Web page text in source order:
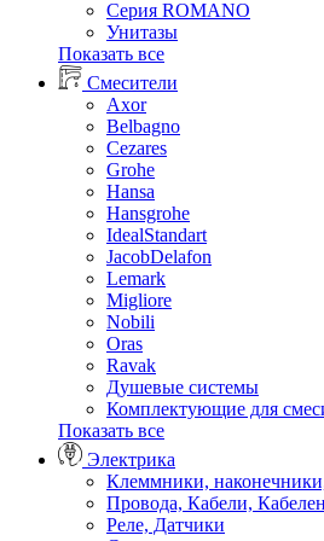
Серия ROMANO
Унитазы
Показать все
Смесители
Axor
Belbagno
Cezares
Grohe
Hansa
Hansgrohe
IdealStandart
JacobDelafon
Lemark
Migliore
Nobili
Oras
Ravak
Душевые системы
Комплектующие для
Показать все
Электрика
Клеммники,
Провода, Кабели,
Реле, Датчики